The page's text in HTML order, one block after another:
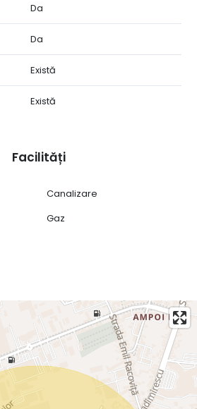
Da
Da
Există
Există
Facilități
Canalizare
Gaz